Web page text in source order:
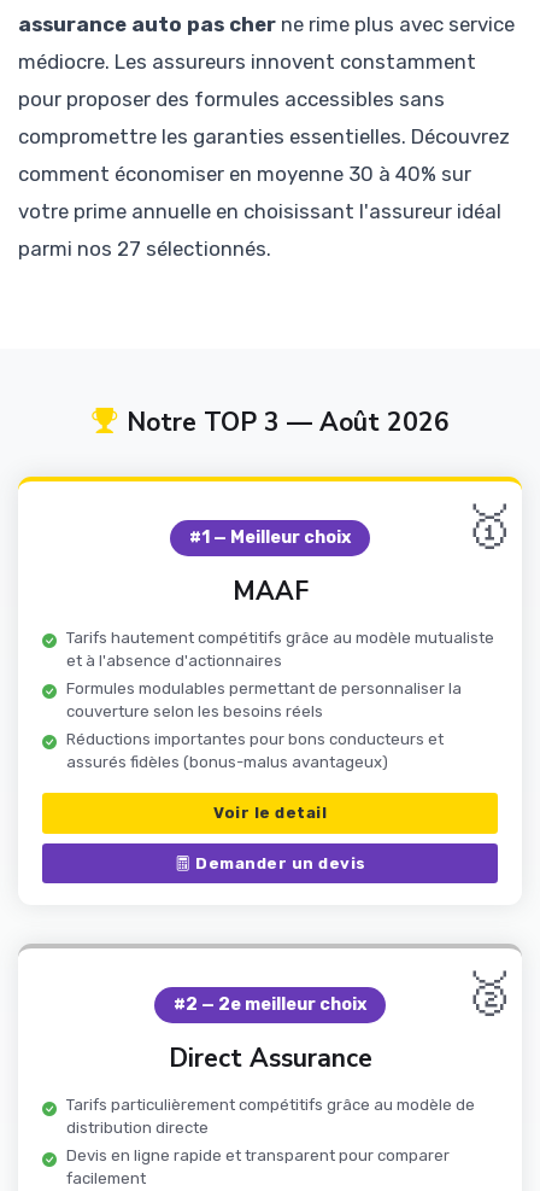
assurance auto pas cher ne rime plus avec service
médiocre. Les assureurs innovent constamment
pour proposer des formules accessibles sans
compromettre les garanties essentielles. Découvrez
comment économiser en moyenne 30 à 40% sur
votre prime annuelle en choisissant l'assureur idéal
parmi nos 27 sélectionnés.
Notre TOP 3 — Août 2026
🥇
#1 — Meilleur choix
MAAF
Tarifs hautement compétitifs grâce au modèle mutualiste
et à l'absence d'actionnaires
Formules modulables permettant de personnaliser la
couverture selon les besoins réels
Réductions importantes pour bons conducteurs et
assurés fidèles (bonus-malus avantageux)
Voir le detail
Demander un devis
🥈
#2 — 2e meilleur choix
Direct Assurance
Tarifs particulièrement compétitifs grâce au modèle de
distribution directe
Devis en ligne rapide et transparent pour comparer
facilement